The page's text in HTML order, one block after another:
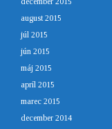
august 2015
júl 2015
jún 2015
máj 2015
apríl 2015
marec 2015
december 2014